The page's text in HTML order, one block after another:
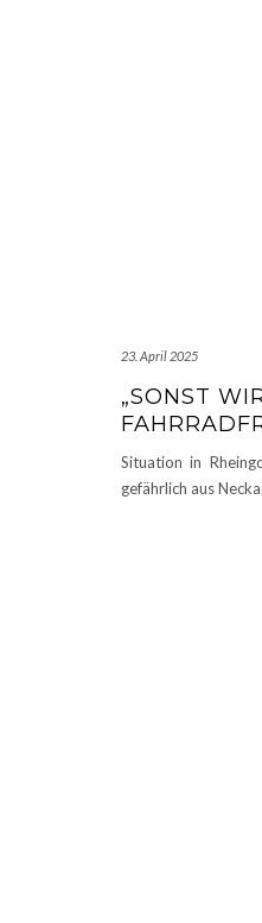
23. April 2025
„SONST
Situation in
gefährlich aus